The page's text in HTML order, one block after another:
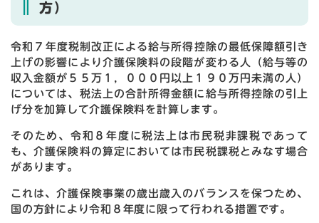
方）
令和７年度税制改正による給与所得控除の最低保障額引き
上げの影響により介護保険料の段階が変わる人（給与等の
収入金額が５５万１，０００円以上１９０万円未満の人）
については、税法上の合計所得金額に給与所得控除の引上
げ分を加算して介護保険料を計算します。
そのため、令和８年度に税法上は市民税非課税であって
も、介護保険料の算定においては市民税課税とみなす場合
があります。
これは、介護保険事業の歳出歳入のバランスを保つため、
国の方針により令和８年度に限って行われる措置です。